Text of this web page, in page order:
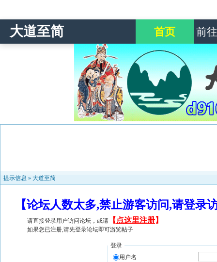
大道至简 首页 前
提示信息 » 大道至简
【论坛人数太多,禁止游客访问,请登
请直接登录用户访问论坛，或请 【 点这里注册】
如果您已注册,请先登录论坛即可游览帖子
登录
用户名